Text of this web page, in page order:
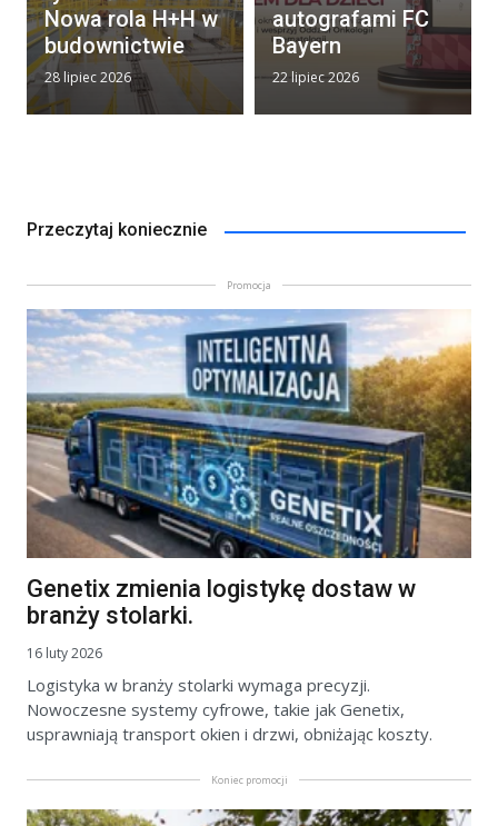
Nowa rola H+H w
budownictwie
28 lipiec 2026
autografami FC
Bayern
22 lipiec 2026
Przeczytaj koniecznie
Promocja
Genetix zmienia logistykę dostaw w
branży stolarki.
16 luty 2026
Logistyka w branży stolarki wymaga precyzji.
Nowoczesne systemy cyfrowe, takie jak Genetix,
usprawniają transport okien i drzwi, obniżając koszty.
Koniec promocji